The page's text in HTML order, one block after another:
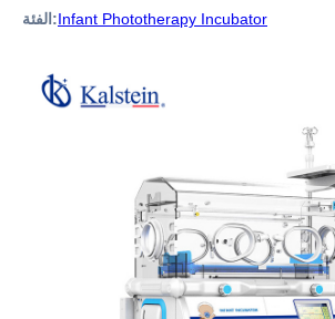
الفئة:Infant Phototherapy Incubator